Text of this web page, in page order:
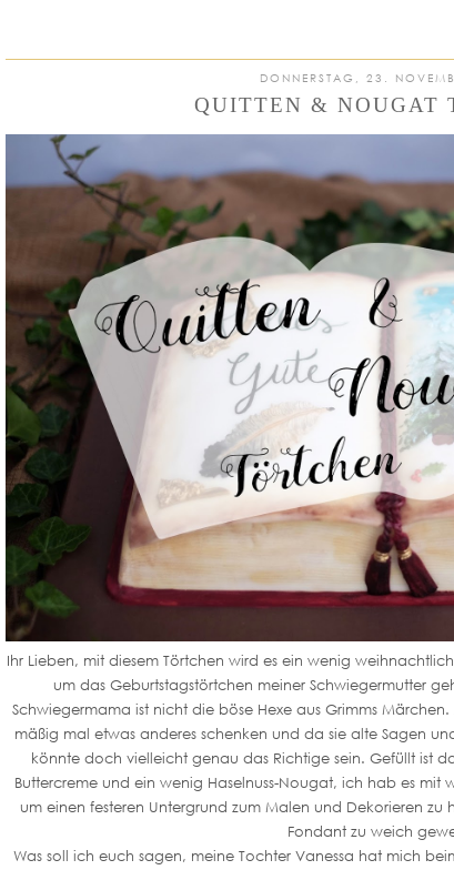
DONNERSTAG, 23.
QUITTEN & NOUGAT
Ihr Lieben, mit diesem Törtchen wird es ein wenig
um das Geburtstagstörtchen meiner Schwiegermutter
Schwiegermama ist nicht die böse Hexe aus Grimms
mäßig mal etwas anderes schenken und da sie alte Sagen
könnte doch vielleicht genau das Richtige sein. Gefüllt ist
Buttercreme und ein wenig Haselnuss-Nougat, ich hab es
um einen festeren Untergrund zum Malen und Dekorieren
Fondant zu weich
Was soll ich euch sagen, meine Tochter Vanessa hat mich